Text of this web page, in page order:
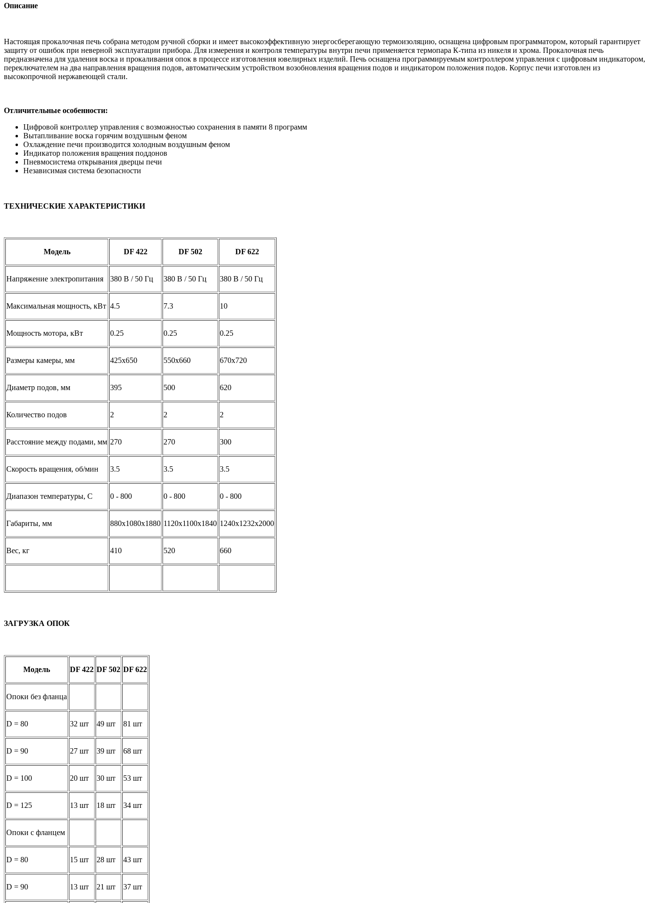
Описание
Настоящая прокалочная печь собрана методом ручной сборки и имеет высокоэффективную энергосберегающую термоизоляцию, оснащена цифровым программатором, который гарантирует
защиту от ошибок при неверной эксплуатации прибора. Для измерения и контроля температуры внутри печи применяется термопара К-типа из никеля и хрома. Прокалочная печь
предназначена для удаления воска и прокаливания опок в процессе изготовления ювелирных изделий. Печь оснащена программируемым контроллером управления с цифровым индикатором,
переключателем на два направления вращения подов, автоматическим устройством возобновления вращения подов и индикатором положения подов. Корпус печи изготовлен из
высокопрочной нержавеющей стали.
Отличительные особенности:
Цифровой контроллер управления с возможностью сохранения в памяти 8 программ
Вытапливание воска горячим воздушным феном
Охлаждение печи производится холодным воздушным феном
Индикатор положения вращения поддонов
Пневмосистема открывания дверцы печи
Независимая система безопасности
ТЕХНИЧЕСКИЕ ХАРАКТЕРИСТИКИ
Модель DF 422 DF 502 DF 622
Напряжение электропитания 380 В / 50 Гц 380 В / 50 Гц 380 В / 50 Гц
Максимальная мощность, кВт 4.5 7.3 10
Мощность мотора, кВт 0.25 0.25 0.25
Размеры камеры, мм 425х650 550х660 670х720
Диаметр подов, мм 395 500 620
Количество подов 2 2 2
Расстояние между подами, мм 270 270 300
Скорость вращения, об/мин 3.5 3.5 3.5
Диапазон температуры, С 0 - 800 0 - 800 0 - 800
Габариты, мм 880х1080х1880 1120х1100х1840 1240х1232х2000
Вес, кг 410 520 660
ЗАГРУЗКА ОПОК
Модель DF 422 DF 502 DF 622
Опоки без фланца
D = 80 32 шт 49 шт 81 шт
D = 90 27 шт 39 шт 68 шт
D = 100 20 шт 30 шт 53 шт
D = 125 13 шт 18 шт 34 шт
Опоки с фланцем
D = 80 15 шт 28 шт 43 шт
D = 90 13 шт 21 шт 37 шт